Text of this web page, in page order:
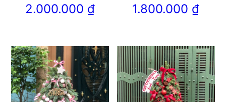
2.000.000 ₫ 1.800.000 ₫